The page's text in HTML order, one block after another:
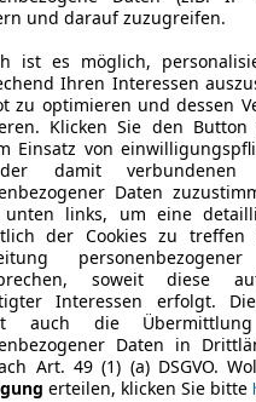
und darauf zuzugreifen.
ist es möglich,
Ihren Interessen
zu optimieren und dessen
Klicken Sie den
Einsatz von
damit verbundenen
Daten
unten links, um eine
der Cookies zu
soweit diese
Interessen erfolgt.
auch die
Daten in
Art. 49 (1) (a) DSGVO.
erteilen, klicken Sie bitte